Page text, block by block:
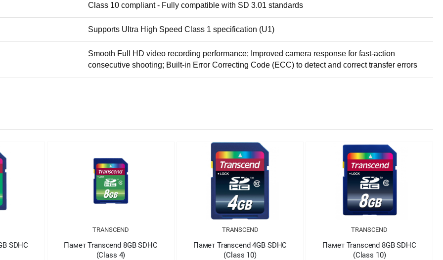
Class 10 compliant - Fully compatible with SD 3.01 standards
Supports Ultra High Speed Class 1 specification (U1)
Smooth Full HD video recording performance; Improved camera response for fast-action
consecutive shooting; Built-in Error Correcting Code (ECC) to detect and correct transfer errors
SDHC
TRANSCEND
Памет Transcend 8GB SDHC
(Class 4)
TRANSCEND
Памет Transcend 4GB SDHC
(Class 10)
TRANSCEND
Памет Transcend 8GB SDHC
(Class 10)